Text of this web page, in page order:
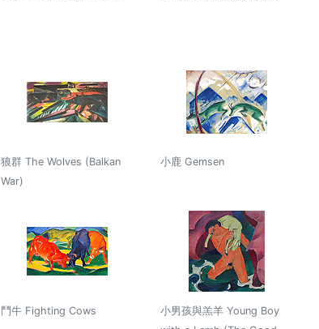
狼群 The Wolves (Balkan
War)
小鹿 Gemsen
鬥牛 Fighting Cows
小男孩與羔羊 Young Boy